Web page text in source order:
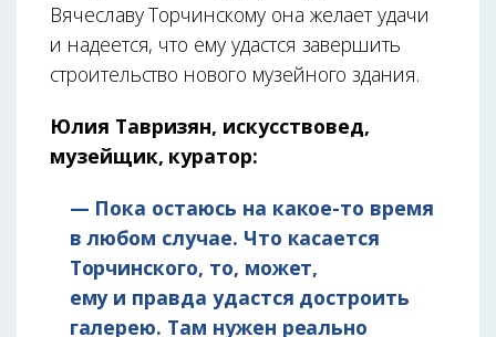
Вячеславу Торчинскому она желает удачи
и надеется, что ему удастся завершить
строительство нового музейного здания.
Юлия Тавризян, искусствовед,
музейщик, куратор:
— Пока остаюсь на какое-то время
в любом случае. Что касается
Торчинского, то, может,
ему и правда удастся достроить
галерею. Там нужен реально